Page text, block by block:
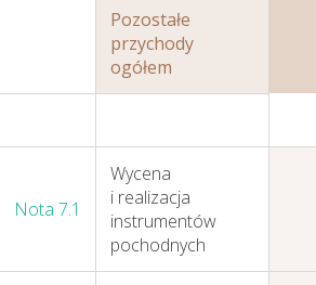
Działania w sferze
środowiska
naturalnego
Pozostałe
przychody
ogółem
Nota 7.1
Wycena
i realizacja
instrumentów
pochodnych